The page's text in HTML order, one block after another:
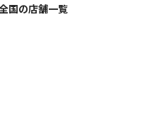
国の店舗一覧